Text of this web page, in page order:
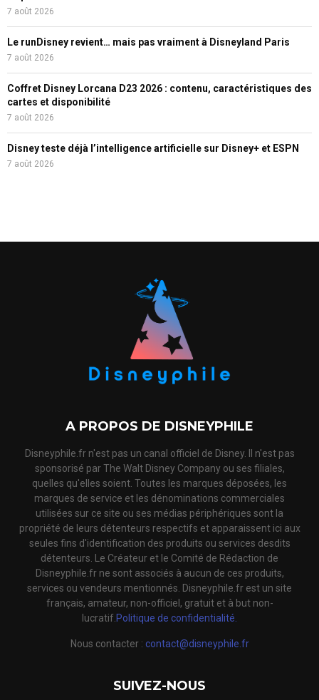
7 août 2026
Le runDisney revient… mais pas vraiment à Disneyland Paris
7 août 2026
Coffret Disney Lorcana D23 2026 : contenu, caractéristiques des
cartes et disponibilité
7 août 2026
Disney teste déjà l’intelligence artificielle sur Disney+ et ESPN
7 août 2026
A PROPOS DE DISNEYPHILE
Disneyphile.fr n'est pas un canal officiel de Disney. Il n'est pas
sponsorisé par The Walt Disney Company ou ses filiales,
quelles qu'elles soient. Toutes les marques déposées, les
marques de service et les dénominations commerciales
utilisées sur ce site ou ses médias périphériques sont la
propriété de leurs détenteurs respectifs et apparaissent ici aux
seules fins d'identification des produits ou services desdits
détenteurs. Le Créateur et le Comité de Rédaction de
Disneyphile.fr ne sont associés à aucun de ces produits,
services ou vendeurs mentionnés. Disneyphile.fr est un site
français, amateur, non-officiel, gratuit et à but non-
lucratif. Politique de confidentialité.
Nous contacter : contact@disneyphile.fr
SUIVEZ-NOUS